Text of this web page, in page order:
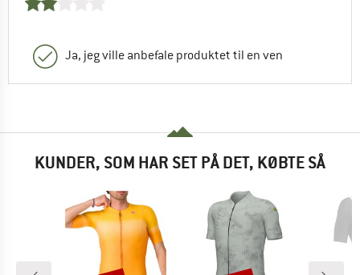
Ja, jeg ville anbefale produktet til en ven
KUNDER, SOM HAR SET PÅ DET, KØBTE SÅ